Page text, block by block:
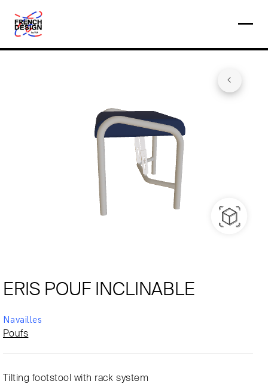
ERIS POUF INCLINABLE
Navailles
Poufs
Tilting footstool with rack system